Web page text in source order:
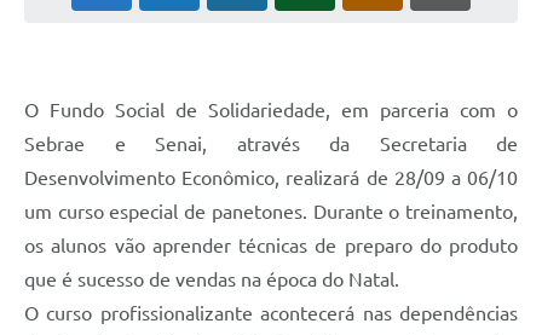
O Fundo Social de Solidariedade, em parceria com o
Sebrae e Senai, através da Secretaria de
Desenvolvimento Econômico, realizará de 28/09 a 06/10
um curso especial de panetones. Durante o treinamento,
os alunos vão aprender técnicas de preparo do produto
que é sucesso de vendas na época do Natal.
O curso profissionalizante acontecerá nas dependências